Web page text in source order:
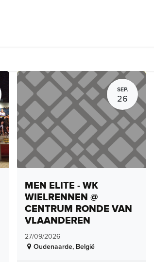
SEP.
26
MEN ELITE - WK
WIELRENNEN @
CENTRUM RONDE VAN
VLAANDEREN
27/09/2026
Oudenaarde, België